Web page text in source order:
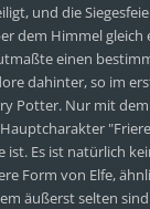
und die
dem Himmel gleich
einen
dahinter, so im
Potter. Nur mit
ist. Es ist natürlich
Form von Elfe,
äußerst selten